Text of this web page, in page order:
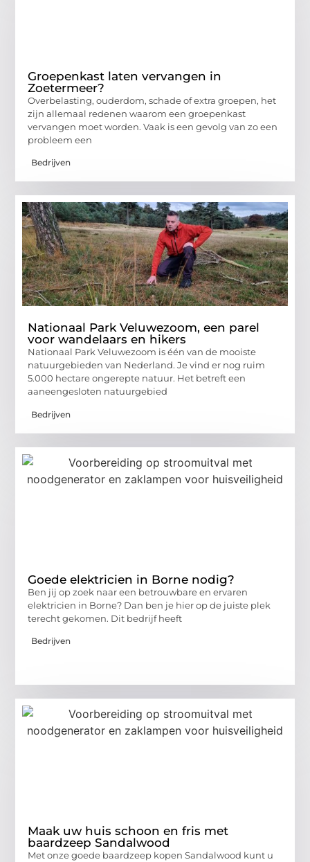
Groepenkast laten vervangen in
Zoetermeer?
Overbelasting, ouderdom, schade of extra groepen, het
zijn allemaal redenen waarom een groepenkast
vervangen moet worden. Vaak is een gevolg van zo een
probleem een
Bedrijven
Nationaal Park Veluwezoom, een parel
voor wandelaars en hikers
Nationaal Park Veluwezoom is één van de mooiste
natuurgebieden van Nederland. Je vind er nog ruim
5.000 hectare ongerepte natuur. Het betreft een
aaneengesloten natuurgebied
Bedrijven
Goede elektricien in Borne nodig?
Ben jij op zoek naar een betrouwbare en ervaren
elektricien in Borne? Dan ben je hier op de juiste plek
terecht gekomen. Dit bedrijf heeft
Bedrijven
Maak uw huis schoon en fris met
baardzeep Sandalwood
Met onze goede baardzeep kopen Sandalwood kunt u